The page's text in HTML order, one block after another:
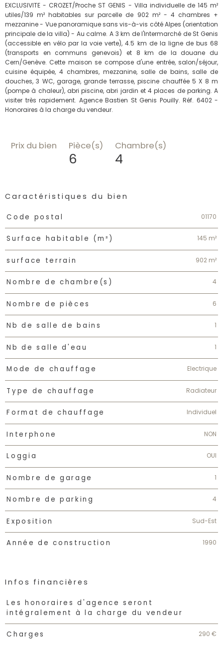
EXCLUSIVITE - CROZET/Proche ST GENIS - Villa individuelle de 145 m²
utiles/139 m² habitables sur parcelle de 902 m² - 4 chambres +
mezzanine - Vue panoramique sans vis-à-vis côté Alpes (orientation
principale de la villa) - Au calme. A 3 km de l'Intermarché de St Genis
(accessible en vélo par la voie verte), 4.5 km de la ligne de bus 68
(transports en communs genevois) et 8 km de la douane du
Cern/Genève. Cette maison se compose d'une entrée, salon/séjour,
cuisine équipée, 4 chambres, mezzanine, salle de bains, salle de
douches, 3 WC, garage, grande terrasse, piscine chauffée 5 X 8 m
(pompe à chaleur), abri piscine, abri jardin et 4 places de parking. A
visiter très rapidement. Agence Bastien St Genis Pouilly. Réf. 6402 -
Honoraires à la charge du vendeur.
Prix du bien Pièce(s)
6
Chambre(s)
4
Caractéristiques du bien
Caractéristiques Valeurs
Code postal 01170
Surface habitable (m²) 145 m²
surface terrain 902 m²
Nombre de chambre(s) 4
Nombre de pièces 6
Nb de salle de bains 1
Nb de salle d'eau 1
Mode de chauffage Electrique
Type de chauffage Radiateur
Format de chauffage Individuel
Interphone NON
Loggia OUI
Nombre de garage 1
Nombre de parking 4
Exposition Sud-Est
Année de construction 1990
Infos financières
Caractéristiques Valeurs
Les honoraires d'agence seront
intégralement à la charge du vendeur
Charges 290 €